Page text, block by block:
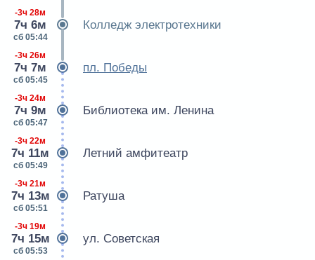
-3ч 28м
7ч 6м
сб 05:44
Колледж электротехники
-3ч 26м
7ч 7м
сб 05:45
пл. Победы
-3ч 24м
7ч 9м
сб 05:47
Библиотека им. Ленина
-3ч 22м
7ч 11м
сб 05:49
Летний амфитеатр
-3ч 21м
7ч 13м
сб 05:51
Ратуша
-3ч 19м
7ч 15м
сб 05:53
ул. Советская